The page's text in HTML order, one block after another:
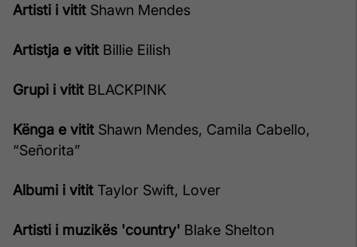
Artisti i vitit Shawn Mendes
Artistja e vitit Billie Eilish
Grupi i vitit BLACKPINK
Kënga e vitit Shawn Mendes, Camila Cabello,
“Señorita”
Albumi i vitit Taylor Swift, Lover
Artisti i muzikës 'country' Blake Shelton